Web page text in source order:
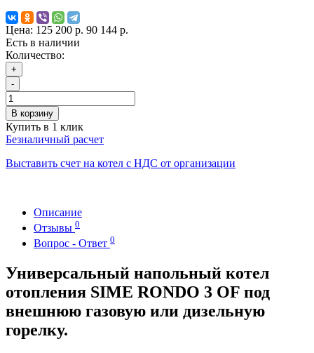
Цена: 125 200 р. 90 144 р.
Есть в наличии
Количество:
+
-
В корзину
Купить в 1 клик
Безналичный расчет
Выставить счет на котел с НДС от организации
Описание
Отзывы 0
Вопрос - Ответ 0
Универсальный напольный котел
отопления SIME RONDO 3 OF под
внешнюю газовую или дизельную
горелку.